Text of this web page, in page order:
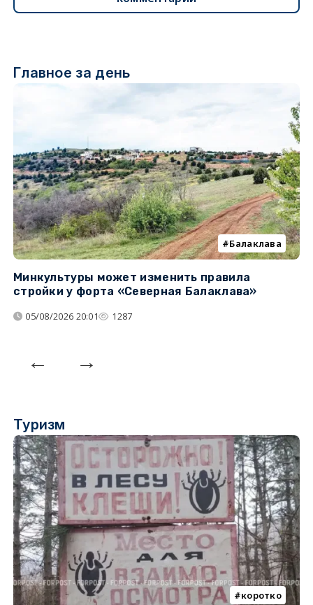
Главное за день
Балаклава
Минкультуры может изменить правила
стройки у форта «Северная Балаклава»
05/08/2026 20:01 1287
Туризм
коротко